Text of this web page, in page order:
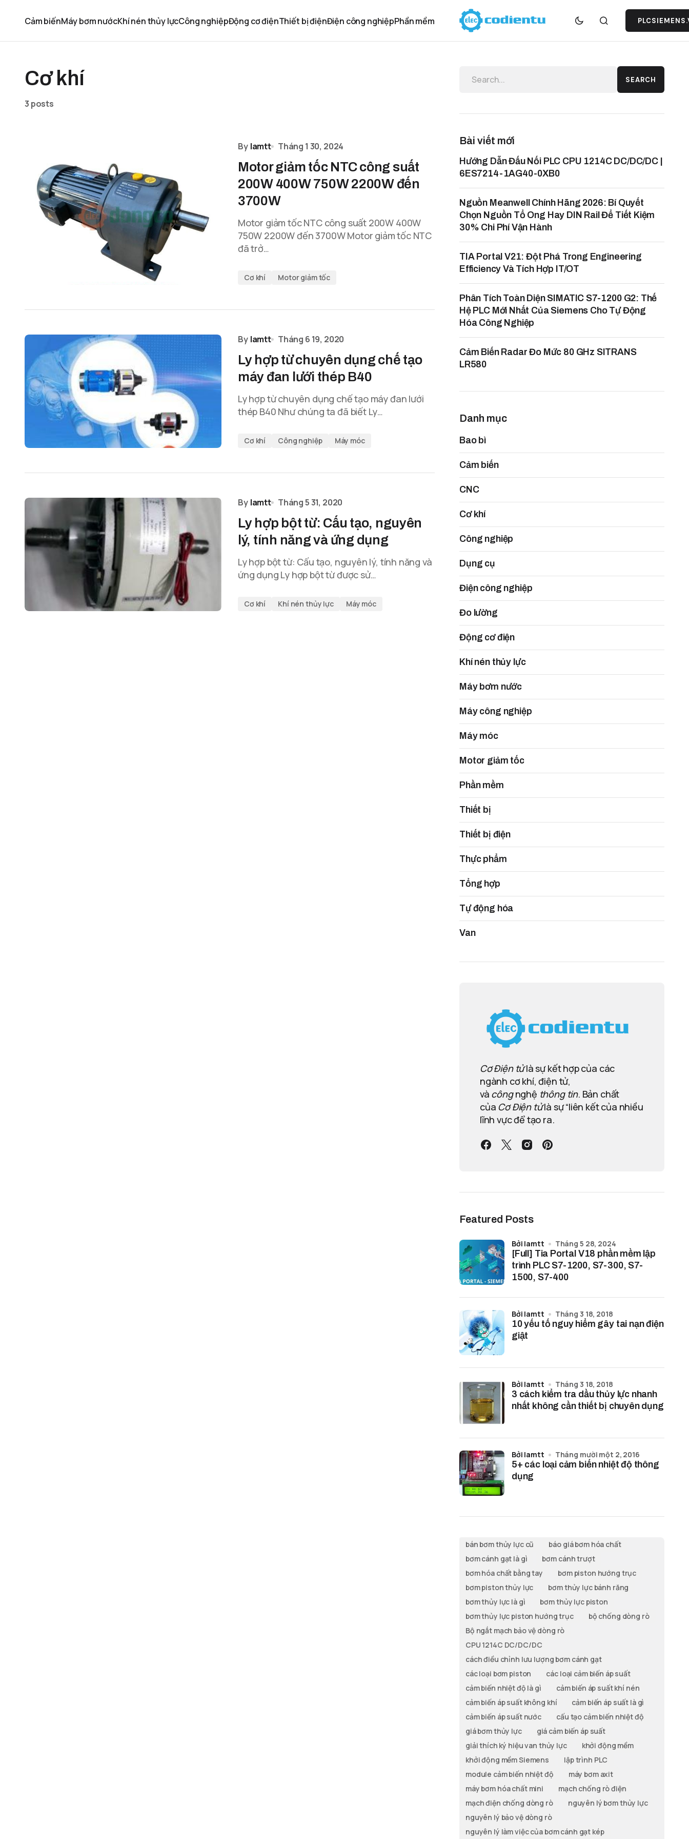
Cảm biếnMáy bơm nướcKhí nén thủy lựcCông nghiệpĐộng cơ điệnThiết bị điệnĐiện công nghiệpPhần mềm
Cơ khí
3 posts
By lamtt Tháng 1 30, 2024
Motor giảm tốc NTC công suất
200W 400W 750W 2200W đến
3700W
Motor giảm tốc NTC công suất 200W 400W
750W 2200W đến 3700W Motor giảm tốc NTC
đã trở…
Cơ khí Motor giảm tốc
By lamtt Tháng 6 19, 2020
Ly hợp từ chuyên dụng chế tạo
máy đan lưới thép B40
Ly hợp từ chuyên dụng chế tạo máy đan lưới
thép B40 Như chúng ta đã biết Ly…
Cơ khí Công nghiệp Máy móc
By lamtt Tháng 5 31, 2020
Ly hợp bột từ: Cấu tạo, nguyên
lý, tính năng và ứng dụng
Ly hợp bột từ: Cấu tạo, nguyên lý, tính năng và
ứng dụng Ly hợp bột từ được sử…
Cơ khí Khí nén thủy lực Máy móc
SEARCH
Bài viết mới
Hướng Dẫn Đấu Nối PLC CPU 1214C DC/DC/DC |
6ES7214-1AG40-0XB0
Nguồn Meanwell Chính Hãng 2026: Bí Quyết
Chọn Nguồn Tổ Ong Hay DIN Rail Để Tiết Kiệm
30% Chi Phí Vận Hành
TIA Portal V21: Đột Phá Trong Engineering
Efficiency Và Tích Hợp IT/OT
Phân Tích Toàn Diện SIMATIC S7-1200 G2: Thế
Hệ PLC Mới Nhất Của Siemens Cho Tự Động
Hóa Công Nghiệp
Cảm Biến Radar Đo Mức 80 GHz SITRANS
LR580
Danh mục
Bao bì
Cảm biến
CNC
Cơ khí
Công nghiệp
Dụng cụ
Điện công nghiệp
Đo lường
Động cơ điện
Khí nén thủy lực
Máy bơm nước
Máy công nghiệp
Máy móc
Motor giảm tốc
Phần mềm
Thiết bị
Thiết bị điện
Thực phẩm
Tổng hợp
Tự động hóa
Van
Cơ Điện tửlà sự kết hợp của các
ngành cơ khí, điện tử,
và côngnghệ thông tin. Bản chất
của Cơ Điện tửlà sự “liên kết của nhiều
lĩnh vực để tạo ra.
Featured Posts
[Full] Tia Portal V18 phần mềm lập
trình PLC S7-1200, S7-300, S7-
1500, S7-400
bởi lamtt Tháng 5 28, 2024
10 yếu tố nguy hiểm gây tai nạn điện
giật
bởi lamtt Tháng 3 18, 2018
3 cách kiểm tra dầu thủy lực nhanh
nhất không cần thiết bị chuyên dụng
bởi lamtt Tháng 3 18, 2018
5+ các loại cảm biến nhiệt độ thông
dụng
bởi lamtt Tháng mười một 2, 2016
bán bơm thủy lực cũ
báo giá bơm hóa chất
bơm cánh gạt là gì
bơm cánh trượt
bơm hóa chất bằng tay
bơm piston hướng trục
bơm piston thủy lực
bơm thủy lực bánh răng
bơm thủy lực là gì
bơm thủy lực piston
bơm thủy lực piston hướng trục
bộ chống dòng rò
Bộ ngắt mạch bảo vệ dòng rò
CPU 1214C DC/DC/DC
cách điều chỉnh lưu lượng bơm cánh gạt
các loại bơm piston
các loại cảm biến áp suất
cảm biến nhiệt độ là gì
cảm biến áp suất khí nén
cảm biến áp suất không khí
cảm biến áp suất là gì
cảm biến áp suất nước
cấu tạo cảm biến nhiệt độ
giá bơm thủy lực
giá cảm biến áp suất
giải thích ký hiệu van thủy lực
khởi động mềm
khởi động mềm Siemens
lập trình PLC
module cảm biến nhiệt độ
máy bơm axit
máy bơm hóa chất mini
mạch chống rò điện
mạch điện chống dòng rò
nguyên lý bơm thủy lực
nguyên lý bảo vệ dòng rò
nguyên lý làm việc của bơm cánh gạt kép